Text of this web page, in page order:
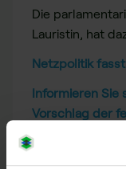
Die
Lauristin, hat
Netzpolitik
Informieren
Vorschlag der